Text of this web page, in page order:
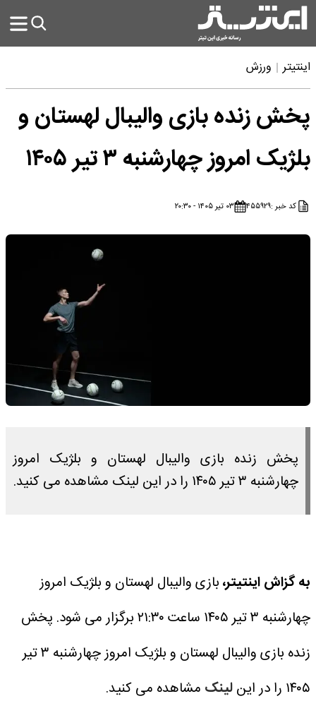
اینتیتر ورزش
پخش زنده بازی والیبال لهستان و
بلژیک امروز چهارشنبه ۳ تیر ۱۴۰۵
کد خبر :۴۵۵۹۲۹ ۰۳ تیر ۱۴۰۵ - ۲۰:۳۰
پخش زنده بازی والیبال لهستان و بلژیک امروز
چهارشنبه ۳ تیر ۱۴۰۵ را در این لینک مشاهده می کنید.
به گزاش اینتیتر،بازی والیبال لهستان و بلژیک امروز
چهارشنبه ۳ تیر ۱۴۰۵ ساعت ۲۱:۳۰ برگزار می شود.
پخش
زنده بازی والیبال لهستان و بلژیک امروز چهارشنبه ۳ تیر
۱۴۰۵ را در این
لینک مشاهده می کنید.